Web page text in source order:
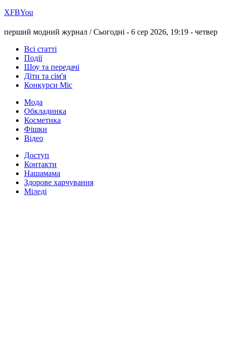
ХFBYou
перший модний журнал /Сьогодні - 6 сер 2026, 19:19 - четвер
Всі статті
Події
Шоу та передачі
Діти та сім'я
Конкурси Міс
Мода
Обкладинка
Косметика
Фішки
Відео
Доступ
Контакти
Нашамама
Здорове харчування
Міледі